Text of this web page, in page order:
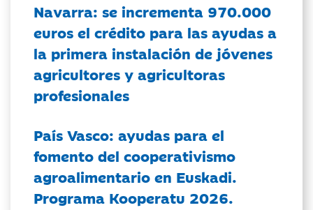
Navarra: se incrementa 970.000
euros el crédito para las ayudas a
la primera instalación de jóvenes
agricultores y agricultoras
profesionales
País Vasco: ayudas para el
fomento del cooperativismo
agroalimentario en Euskadi.
Programa Kooperatu 2026.